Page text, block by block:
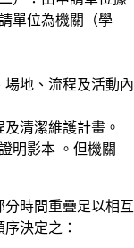
單位為機關（學
地、流程及活動內
清潔維護計畫。
明影本 。但機關
時間重疊足以相互
決定之：